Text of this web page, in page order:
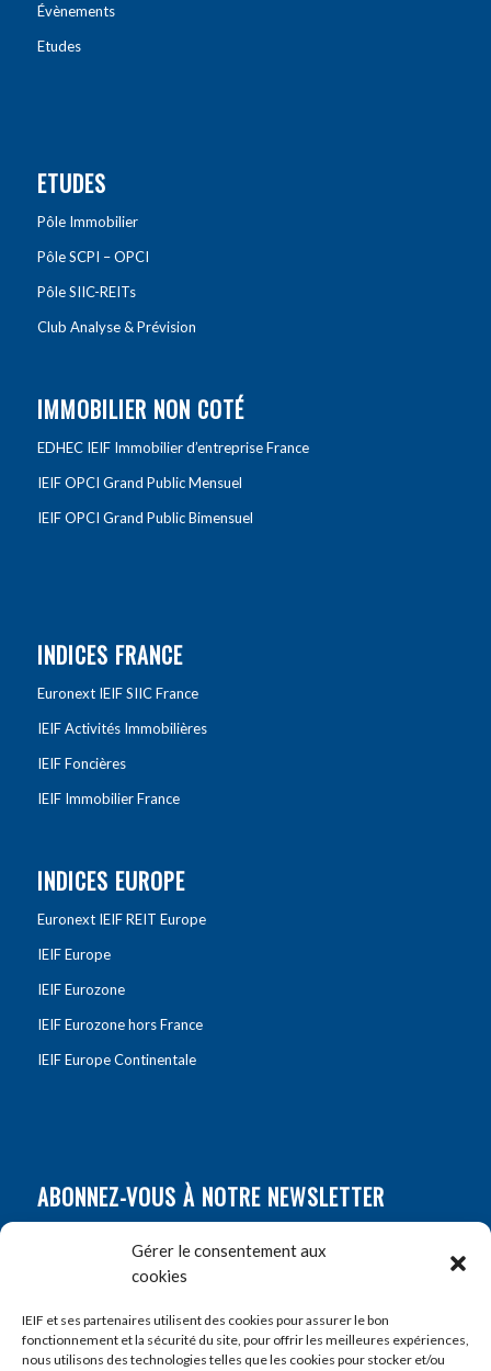
Gérer le consentement aux
cookies
IEIF et ses partenaires utilisent des cookies pour assurer le bon
fonctionnement et la sécurité du site, pour offrir les meilleures expériences,
nous utilisons des technologies telles que les cookies pour stocker et/ou
Évènements
Etudes
ETUDES
Pôle Immobilier
Pôle SCPI – OPCI
Pôle SIIC-REITs
Club Analyse & Prévision
IMMOBILIER NON COTÉ
EDHEC IEIF Immobilier d’entreprise France
IEIF OPCI Grand Public Mensuel
IEIF OPCI Grand Public Bimensuel
INDICES FRANCE
Euronext IEIF SIIC France
IEIF Activités Immobilières
IEIF Foncières
IEIF Immobilier France
INDICES EUROPE
Euronext IEIF REIT Europe
IEIF Europe
IEIF Eurozone
IEIF Eurozone hors France
IEIF Europe Continentale
ABONNEZ-VOUS À NOTRE NEWSLETTER
Prénom*